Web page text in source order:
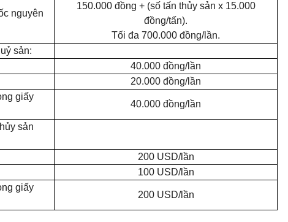
nguyên
150.000 đồng + (số tấn thủy sản x 15.000
đồng/tấn).
Tối đa 700.000 đồng/lần.
sản:
40.000 đồng/lần
20.000 đồng/lần
giấy
40.000 đồng/lần
sản
200 USD/lần
100 USD/lần
giấy
200 USD/lần